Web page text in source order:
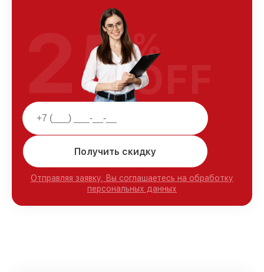
Получить скидку
Отправляя заявку, Вы соглашаетесь на обработку
персональных данных
25%
OFF